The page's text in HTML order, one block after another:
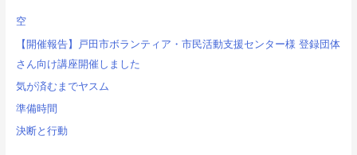
空
【開催報告】戸田市ボランティア・市民活動支援センター様 登録団体
さん向け講座開催しました
気が済むまでヤスム
準備時間
決断と行動